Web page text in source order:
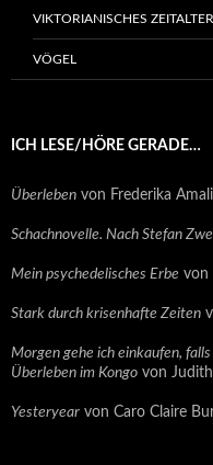
VIKTORIANISCHES ZEITALTER
VÖGEL
ICH LESE/HÖRE GERADE…
Überleben von Frederika
Schachnovelle. Nach Stefan
Mein psychedelisches Erbe von
Stark durch krisenhafte Zeiten
Morgen gehe ich einkaufen,
Überleben im Kongo von
Yesteryear von Caro Claire